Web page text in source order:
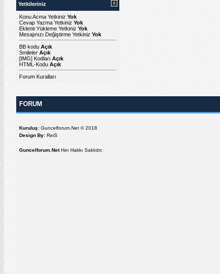
Yetkileriniz
Konu Acma Yetkiniz Yok
Cevap Yazma Yetkiniz Yok
Eklenti Yükleme Yetkiniz Yok
Mesajınızı Değiştirme Yetkiniz Yok
BB kodu Açık
Smileler Açık
[IMG] Kodları Açık
HTML-Kodu Açık
Forum Kuralları
FORUM
Kuruluş: Guncelforum.Net © 2018
Design By: ReiS
Guncelforum.NetHer Hakkı Saklıdır.